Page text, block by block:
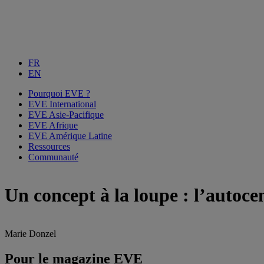
FR
EN
Pourquoi EVE ?
EVE International
EVE Asie-Pacifique
EVE Afrique
EVE Amérique Latine
Ressources
Communauté
Un concept à la loupe :
Marie Donzel
Pour le magazine EVE